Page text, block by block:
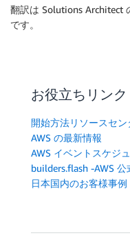
翻訳は Solutions Architect
です。
お役立ちリンク
開始方法リソースセン
AWS の最新情報
AWS イベントスケジ
builders.flash -AWS
日本国内のお客様事例